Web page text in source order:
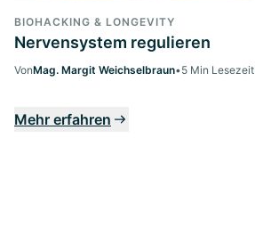
BIOHACKING & LONGEVITY
Nervensystem regulieren
VonMag. Margit Weichselbraun•5 Min Lesezeit
Mehr erfahren